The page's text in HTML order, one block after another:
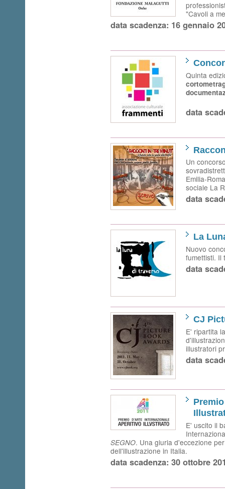
"Cavoli a
data scadenza: 16 gennaio
Quinta
data
Un
Emilia-
sociale La
data
La
Nuovo
fumettisti. Il
data
CJ
E' ripartita
illustratori
data
E' uscito il
SEGNO. Una giuria d'eccezione
dell'illustrazione in Italia.
data scadenza: 30 ottobre